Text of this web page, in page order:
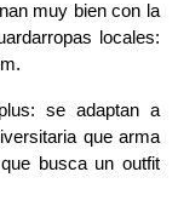
muy bien con la
locales:
se adaptan a
que arma
busca un outfit